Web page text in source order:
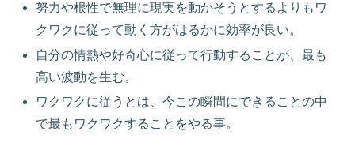
努力や根性で無理に現実を動かそうとするよりもワ
クワクに従って動く方がはるかに効率が良い。
自分の情熱や好奇心に従って行動することが、最も
高い波動を生む。
ワクワクに従うとは、今この瞬間にできることの中
で最もワクワクすることをやる事。